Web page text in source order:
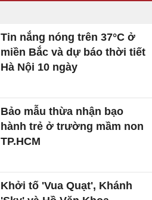
Tin nắng nóng trên 37°C ở
miền Bắc và dự báo thời tiết
Hà Nội 10 ngày
Bảo mẫu thừa nhận bạo
hành trẻ ở trường mầm non
TP.HCM
Khởi tố 'Vua Quạt', Khánh